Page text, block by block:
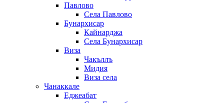
Павлово
Села Павлово
Бунархисар
Кайнарджа
Села Бунархисар
Виза
Чакъллъ
Мидия
Виза села
Чанаккале
Еджеабат